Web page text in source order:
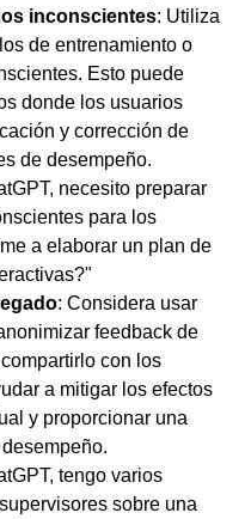
inconscientes: Utiliza
de entrenamiento o
Esto puede
donde los usuarios
y corrección de
de desempeño.
necesito preparar
para los
a elaborar un plan de
: Considera usar
feedback de
con los
a mitigar los efectos
y proporcionar una
tengo varios
sobre una